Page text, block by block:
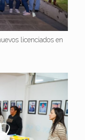
licenciados en